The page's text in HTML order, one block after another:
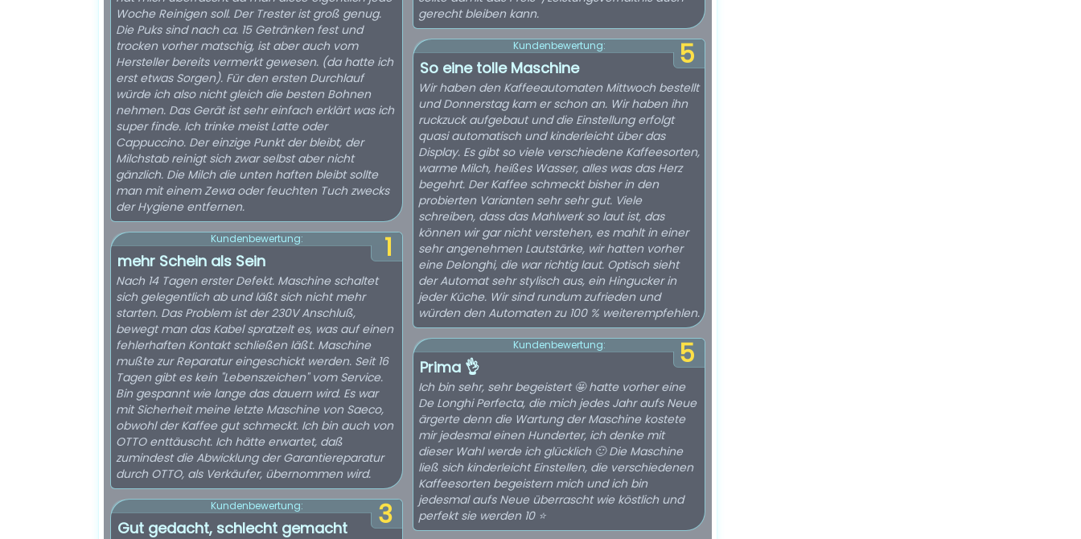
Woche Reinigen soll. Der Trester ist groß genug.
Die Puks sind nach ca. 15 Getränken fest und
trocken vorher matschig, ist aber auch vom
Hersteller bereits vermerkt gewesen. (da hatte ich
erst etwas Sorgen). Für den ersten Durchlauf
würde ich also nicht gleich die besten Bohnen
nehmen. Das Gerät ist sehr einfach erklärt was ich
super finde. Ich trinke meist Latte oder
Cappuccino. Der einzige Punkt der bleibt, der
Milchstab reinigt sich zwar selbst aber nicht
gänzlich. Die Milch die unten haften bleibt sollte
man mit einem Zewa oder feuchten Tuch zwecks
der Hygiene entfernen.
1
Kundenbewertung:
mehr Schein als Sein
Nach 14 Tagen erster Defekt. Maschine schaltet
sich gelegentlich ab und läßt sich nicht mehr
starten. Das Problem ist der 230V Anschluß,
bewegt man das Kabel spratzelt es, was auf einen
fehlerhaften Kontakt schließen läßt. Maschine
mußte zur Reparatur eingeschickt werden. Seit 16
Tagen gibt es kein "Lebenszeichen" vom Service.
Bin gespannt wie lange das dauern wird. Es war
mit Sicherheit meine letzte Maschine von Saeco,
obwohl der Kaffee gut schmeckt. Ich bin auch von
OTTO enttäuscht. Ich hätte erwartet, daß
zumindest die Abwicklung der Garantiereparatur
durch OTTO, als Verkäufer, übernommen wird.
3
Kundenbewertung:
Gut gedacht, schlecht gemacht
gerecht bleiben kann.
5
Kundenbewertung:
So eine tolle Maschine
Wir haben den Kaffeeautomaten Mittwoch bestellt
und Donnerstag kam er schon an. Wir haben ihn
ruckzuck aufgebaut und die Einstellung erfolgt
quasi automatisch und kinderleicht über das
Display. Es gibt so viele verschiedene Kaffeesorten,
warme Milch, heißes Wasser, alles was das Herz
begehrt. Der Kaffee schmeckt bisher in den
probierten Varianten sehr sehr gut. Viele
schreiben, dass das Mahlwerk so laut ist, das
können wir gar nicht verstehen, es mahlt in einer
sehr angenehmen Lautstärke, wir hatten vorher
eine Delonghi, die war richtig laut. Optisch sieht
der Automat sehr stylisch aus, ein Hingucker in
jeder Küche. Wir sind rundum zufrieden und
würden den Automaten zu 100 % weiterempfehlen.
5
Kundenbewertung:
Prima 👌
Ich bin sehr, sehr begeistert 🤩 hatte vorher eine
De Longhi Perfecta, die mich jedes Jahr aufs Neue
ärgerte denn die Wartung der Maschine kostete
mir jedesmal einen Hunderter, ich denke mit
dieser Wahl werde ich glücklich 🙂 Die Maschine
ließ sich kinderleicht Einstellen, die verschiedenen
Kaffeesorten begeistern mich und ich bin
jedesmal aufs Neue überrascht wie köstlich und
perfekt sie werden 10 ⭐️